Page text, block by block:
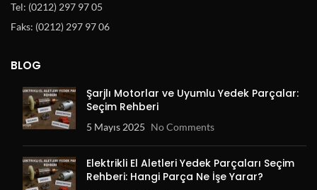
Tel: (0212) 297 97 05
Faks: (0212) 297 97 06
BLOG
Şarjlı Motorlar ve Uyumlu Yedek Parçalar:
Seçim Rehberi
5 Mayıs 2025 No Comments
Elektrikli El Aletleri Yedek Parçaları Seçim
Rehberi: Hangi Parça Ne İşe Yarar?